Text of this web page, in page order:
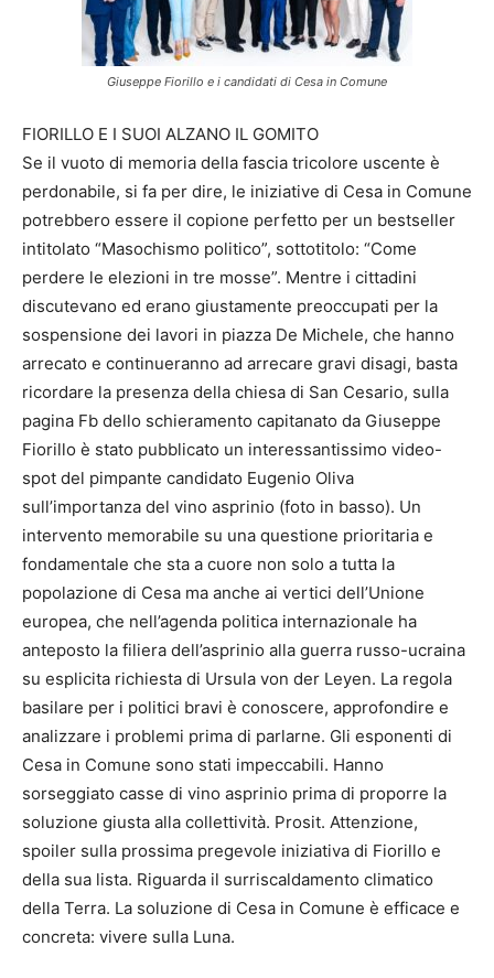
Giuseppe Fiorillo e i candidati di Cesa in Comune
FIORILLO E I SUOI ALZANO IL GOMITO
Se il vuoto di memoria della fascia tricolore uscente è
perdonabile, si fa per dire, le iniziative di Cesa in Comune
potrebbero essere il copione perfetto per un bestseller
intitolato “Masochismo politico”, sottotitolo: “Come
perdere le elezioni in tre mosse”. Mentre i cittadini
discutevano ed erano giustamente preoccupati per la
sospensione dei lavori in piazza De Michele, che hanno
arrecato e continueranno ad arrecare gravi disagi, basta
ricordare la presenza della chiesa di San Cesario, sulla
pagina Fb dello schieramento capitanato da Giuseppe
Fiorillo è stato pubblicato un interessantissimo video-
spot del pimpante candidato Eugenio Oliva
sull’importanza del vino asprinio (foto in basso). Un
intervento memorabile su una questione prioritaria e
fondamentale che sta a cuore non solo a tutta la
popolazione di Cesa ma anche ai vertici dell’Unione
europea, che nell’agenda politica internazionale ha
anteposto la filiera dell’asprinio alla guerra russo-ucraina
su esplicita richiesta di Ursula von der Leyen. La regola
basilare per i politici bravi è conoscere, approfondire e
analizzare i problemi prima di parlarne. Gli esponenti di
Cesa in Comune sono stati impeccabili. Hanno
sorseggiato casse di vino asprinio prima di proporre la
soluzione giusta alla collettività. Prosit. Attenzione,
spoiler sulla prossima pregevole iniziativa di Fiorillo e
della sua lista. Riguarda il surriscaldamento climatico
della Terra. La soluzione di Cesa in Comune è efficace e
concreta: vivere sulla Luna.